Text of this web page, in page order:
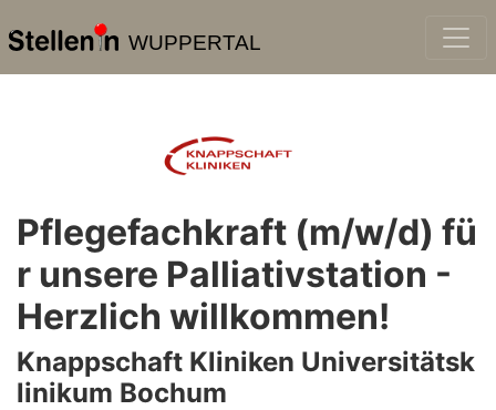
WUPPERTAL
Pflegefachkraft (m/w/d) fü
r unsere Palliativstation -
Herzlich willkommen!
Knappschaft Kliniken Universitätsk
linikum Bochum